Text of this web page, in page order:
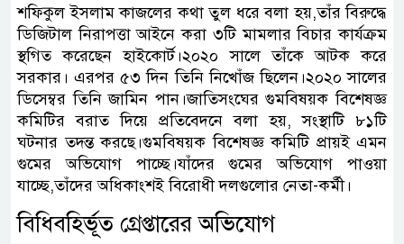
শফিকুল ইসলাম কাজলের কথা তুল ধরে বলা হয়,তাঁর বিরুদ্ধে
ডিজিটাল নিরাপত্তা আইনে করা ৩টি মামলার বিচার কার্যক্রম
স্থগিত করেছেন হাইকোর্ট।২০২০ সালে তাঁকে আটক করে
সরকার। এরপর ৫৩ দিন তিনি নিখোঁজ ছিলেন।২০২০ সালের
ডিসেম্বর তিনি জামিন পান।জাতিসংঘের গুমবিষয়ক বিশেষজ্ঞ
কমিটির বরাত দিয়ে প্রতিবেদনে বলা হয়, সংস্থাটি ৮১টি
ঘটনার তদন্ত করছে।গুমবিষয়ক বিশেষজ্ঞ কমিটি প্রায়ই এমন
গুমের অভিযোগ পাচ্ছে।যাঁদের গুমের অভিযোগ পাওয়া
যাচ্ছে,তাঁদের অধিকাংশই বিরোধী দলগুলোর নেতা-কর্মী।
বিধিবহির্ভূত গ্রেপ্তারের অভিযোগ